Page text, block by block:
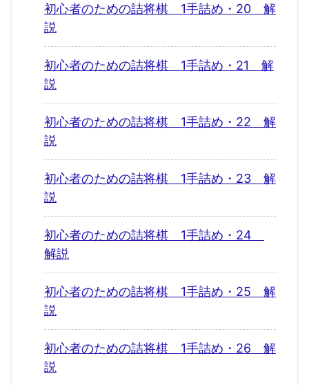
初心者のための詰将棋 1手詰め・20 解
説
初心者のための詰将棋 1手詰め・21 解
説
初心者のための詰将棋 1手詰め・22 解
説
初心者のための詰将棋 1手詰め・23 解
説
初心者のための詰将棋 1手詰め・24
解説
初心者のための詰将棋 1手詰め・25 解
説
初心者のための詰将棋 1手詰め・26 解
説